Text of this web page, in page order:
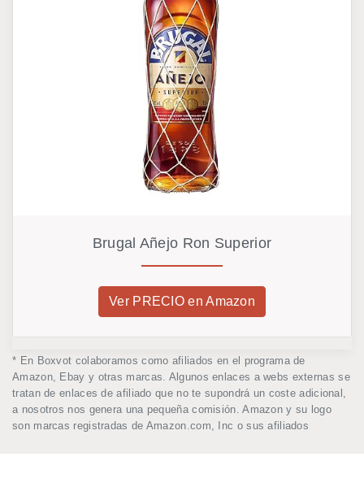
Brugal Añejo Ron Superior
Ver PRECIO en Amazon
* En Boxvot colaboramos como afiliados en el programa de
Amazon, Ebay y otras marcas. Algunos enlaces a webs externas se
tratan de enlaces de afiliado que no te supondrá un coste adicional,
a nosotros nos genera una pequeña comisión. Amazon y su logo
son marcas registradas de Amazon.com, Inc o sus afiliados